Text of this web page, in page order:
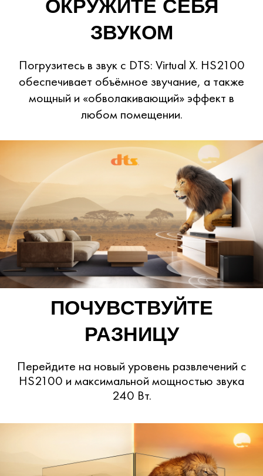
ЗВУКОМ
Погрузитесь в звук c DTS: Virtual X. HS2100
обеспечивает объёмное звучание, а также
мощный и «обволакивающий» эффект в
любом помещении.
ПОЧУВСТВУЙТЕ
РАЗНИЦУ
Перейдите на новый уровень развлечений с
HS2100 и максимальной мощностью звука
240 Вт.